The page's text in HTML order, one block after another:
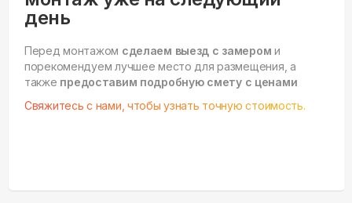
день
Перед монтажом сделаем выезд с замером и
порекомендуем лучшее место для размещения, а
также предоставим подробную смету с ценами
Свяжитесь с нами, чтобы узнать точную стоимость.